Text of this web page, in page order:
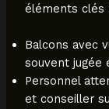
éléments clés
Balcons avec
souvent jugée
Personnel
et conseiller